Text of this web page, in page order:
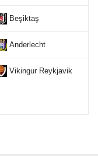
Beşiktaş
Anderlecht
Vikingur Reykjavik